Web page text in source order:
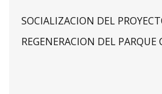
SOCIALIZACION DEL
REGENERACION DEL PARQUE